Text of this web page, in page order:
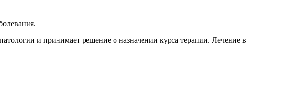
и принимает решение о назначении курса терапии. Лечение в